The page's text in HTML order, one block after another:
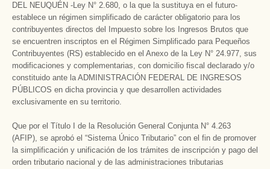
DEL NEUQUÉN -Ley N° 2.680, o la que la sustituya en el futuro-
establece un régimen simplificado de carácter obligatorio para los
contribuyentes directos del Impuesto sobre los Ingresos Brutos que
se encuentren inscriptos en el Régimen Simplificado para Pequeños
Contribuyentes (RS) establecido en el Anexo de la Ley N° 24.977, sus
modificaciones y complementarias, con domicilio fiscal declarado y/o
constituido ante la ADMINISTRACIÓN FEDERAL DE INGRESOS
PÚBLICOS en dicha provincia y que desarrollen actividades
exclusivamente en su territorio.
Que por el Título I de la Resolución General Conjunta N° 4.263
(AFIP), se aprobó el “Sistema Único Tributario” con el fin de promover
la simplificación y unificación de los trámites de inscripción y pago del
orden tributario nacional y de las administraciones tributarias